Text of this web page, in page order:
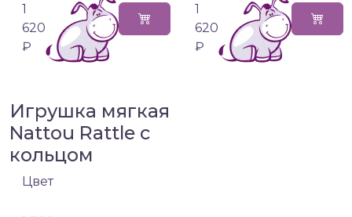
1
620
₽
1
620
₽
Игрушка мягкая
Nattou Rattle с
кольцом
Цвет